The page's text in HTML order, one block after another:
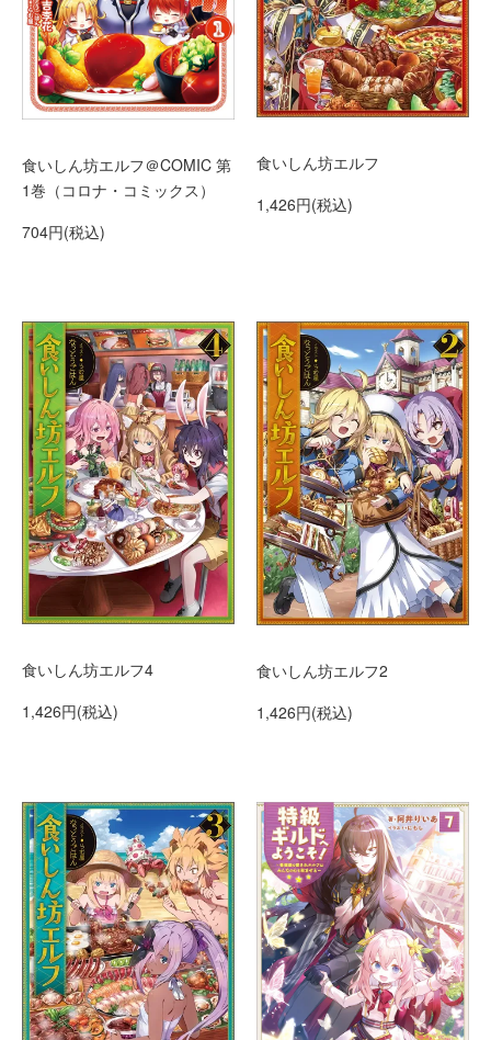
食いしん坊エルフ＠COMIC 第
1巻（コロナ・コミックス）
704円(税込)
食いしん坊エルフ
1,426円(税込)
食いしん坊エルフ4
1,426円(税込)
食いしん坊エルフ2
1,426円(税込)